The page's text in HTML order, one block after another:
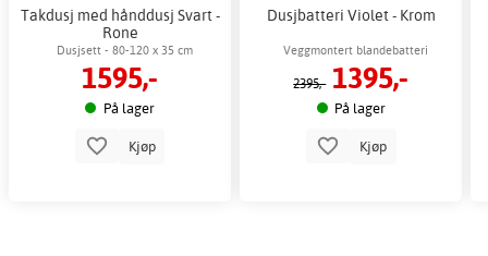
Takdusj med hånddusj Svart -
Rone
Dusjsett - 80-120 x 35 cm
1595,-
På lager
Kjøp
Dusjbatteri Violet - Krom
Veggmontert blandebatteri
2395,- 1395,-
På lager
Kjøp